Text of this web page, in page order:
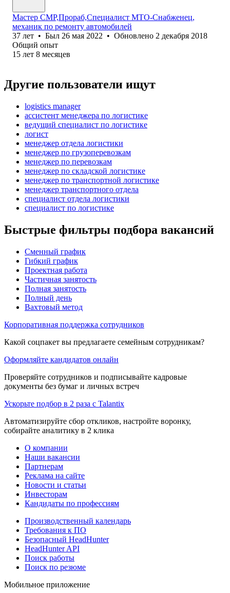
Мастер СМР,Прораб,Специалист МТО-Снабженец,
механик по ремонту автомобилей
37 лет • Был 26 мая 2022 • Обновлено 2 декабря 2018
Общий опыт
15 лет 8 месяцев
Другие пользователи ищут
logistics manager
ассистент менеджера по логистике
ведущий специалист по логистике
логист
менеджер отдела логистики
менеджер по грузоперевозкам
менеджер по перевозкам
менеджер по складской логистике
менеджер по транспортной логистике
менеджер транспортного отдела
специалист отдела логистики
специалист по логистике
Быстрые фильтры подбора вакансий
Сменный график
Гибкий график
Проектная работа
Частичная занятость
Полная занятость
Полный день
Вахтовый метод
Корпоративная поддержка сотрудников
Какой соцпакет вы предлагаете семейным сотрудникам?
Оформляйте кандидатов онлайн
Проверяйте сотрудников и подписывайте кадровые
документы без бумаг и личных встреч
Ускорьте подбор в 2 раза с Talantix
Автоматизируйте сбор откликов, настройте воронку,
собирайте аналитику в 2 клика
О компании
Наши вакансии
Партнерам
Реклама на сайте
Новости и статьи
Инвесторам
Кандидаты по профессиям
Производственный календарь
Требования к ПО
Безопасный HeadHunter
HeadHunter API
Поиск работы
Поиск по резюме
Мобильное приложение